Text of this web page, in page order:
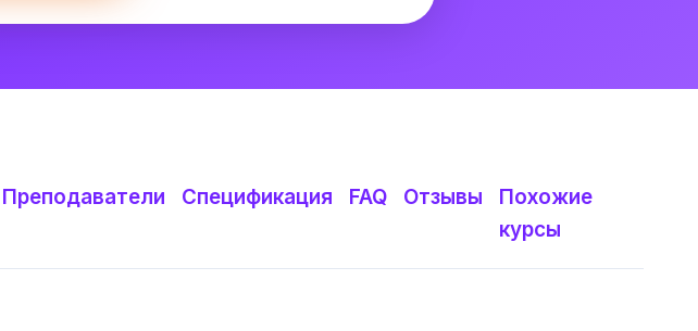
Преподаватели Спецификация FAQ Отзывы
Похожие
курсы